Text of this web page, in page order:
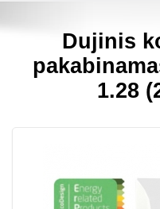
Dujinis
1.28